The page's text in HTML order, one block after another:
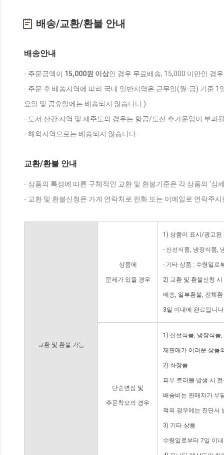
배송/교환/환불 안내
배송안내
- 주문금액이 15,000원 이상인 경우 무료배송, 15,000 미만인 경
- 주문 후 배송지역에 따라 국내 일반지역은 근무일(월-금) 기준
요일 및 공휴일에는 배송되지 않습니다.)
- 도서 산간 지역 및 제주도의 경우는 항공/도선 추가운임이 부과
- 해외지역으로는 배송되지 않습니다.
교환/환불 안내
- 상품의 특성에 따른 구체적인 교환 및 환불기준은 각 상품의 '상
- 교환 및 환불신청은 가게 연락처로 전화 또는 이메일로 연락주
교환 및 환불 가능
상품에
문제가 있을 경우
1) 상품이 표시/광고된
- 신선식품, 냉장식품,
- 기타 상품 : 수령일로
2) 교환 및 환불신청
배송, 일부환불, 전체
3일 이내에 완료됩니
단순변심 및
주문착오의 경우
1) 신선식품, 냉장식품
재판매가 어려운 상품
2) 화장품
피부 트러블 발생 시
배송비는 판매자가 부
적의 경우에는 진단서
3) 기타 상품
수령일로부터 7일 이